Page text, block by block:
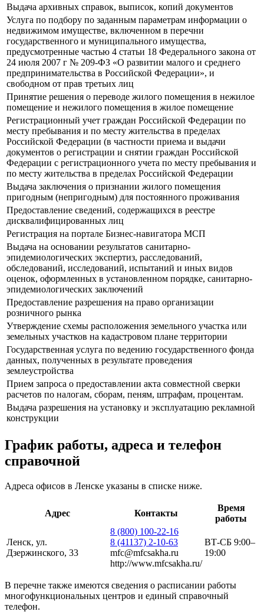
Выдача архивных справок, выписок, копий документов
Услуга по подбору по заданным параметрам информации о
недвижимом имуществе, включенном в перечни
государственного и муниципального имущества,
предусмотренные частью 4 статьи 18 Федерального закона от
24 июля 2007 г № 209-ФЗ «О развитии малого и среднего
предпринимательства в Российской Федерации», и
свободном от прав третьих лиц
Принятие решения о переводе жилого помещения в нежилое
помещение и нежилого помещения в жилое помещение
Регистрационный учет граждан Российской Федерации по
месту пребывания и по месту жительства в пределах
Российской Федерации (в частности приема и выдачи
документов о регистрации и снятии граждан Российской
Федерации с регистрационного учета по месту пребывания и
по месту жительства в пределах Российской Федерации
Выдача заключения о признании жилого помещения
пригодным (непригодным) для постоянного проживания
Предоставление сведений, содержащихся в реестре
дисквалифицированных лиц
Регистрация на портале Бизнес-навигатора МСП
Выдача на основании результатов санитарно-
эпидемиологических экспертиз, расследований,
обследований, исследований, испытаний и иных видов
оценок, оформленных в установленном порядке, санитарно-
эпидемиологических заключений
Предоставление разрешения на право организации
розничного рынка
Утверждение схемы расположения земельного участка или
земельных участков на кадастровом плане территории
Государственная услуга по ведению государственного фонда
данных, полученных в результате проведения
землеустройства
Прием запроса о предоставлении акта совместной сверки
расчетов по налогам, сборам, пеням, штрафам, процентам.
Выдача разрешения на установку и эксплуатацию рекламной
конструкции
График работы, адреса и телефон
справочной
Адреса офисов в Ленске указаны в списке ниже.
Адрес Контакты
Время
работы
Ленск, ул.
Дзержинского, 33
8 (800) 100-22-16
8 (41137) 2-10-63
mfc@mfcsakha.ru
http://www.mfcsakha.ru/
ВТ-СБ 9:00–
19:00
В перечне также имеются сведения о расписании работы
многофункциональных центров и единый справочный
телефон.